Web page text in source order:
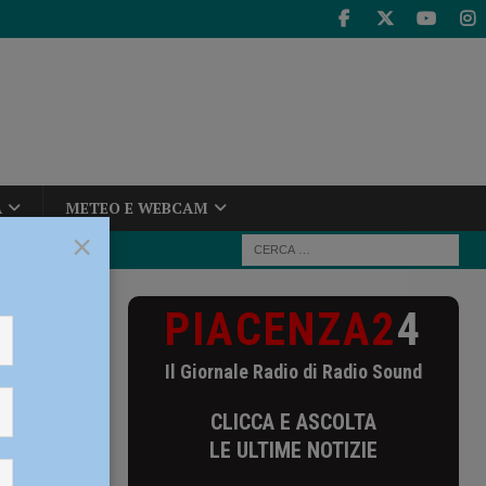
METEO E WEBCAM
“Ordini
PIACENZA24
Il Giornale Radio di Radio Sound
CLICCA E ASCOLTA
LE ULTIME NOTIZIE
×